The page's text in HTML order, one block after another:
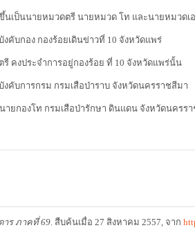
ขึ้นเป็นนายหมวดตรี นายหมวด โท และนายหมวด
งคับกอง กองร้อยเดินข่าวที่ 10 จังหวัดแพร่
รี คงประจำการอยู่กองร้อย ที่ 10 จังหวัดแพร่นั้น
งคับการกรม กรมเสือป่าราบ จังหวัดนครราชสีมา
ายกองโท กรมเสือป่ารักษา ดินแดน จังหวัดนครร
าร ภาคที่ 69. สืบค้นเมื่อ 27 สิงหาคม 2557, จาก